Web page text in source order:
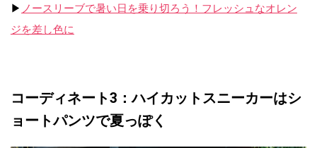
▶︎ ノースリーブで暑い日を乗り切ろう！フレッシュなオレン
ジを差し色に
コーディネート3：ハイカットスニーカーはシ
ョートパンツで夏っぽく